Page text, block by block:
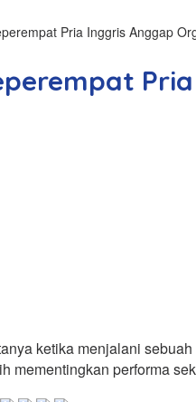
Pria Inggris Anggap
ketika menjalani
mementingkan performa